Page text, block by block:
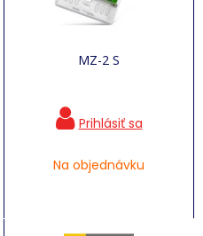
MZ-2 S
Na objednávku